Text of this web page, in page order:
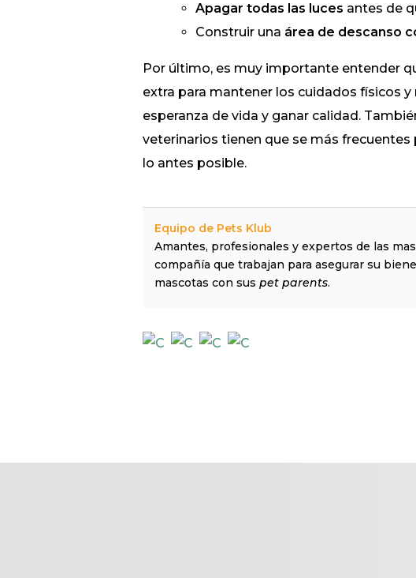
Apagar todas las luces antes de
Construir una área de descanso
Por último, es muy importante entender
extra para mantener los cuidados físicos
esperanza de vida y ganar calidad.
veterinarios tienen que se más
lo antes posible.
Equipo de Pets Klub
Amantes, profesionales y expertos de las
compañía que trabajan para asegurar su
mascotas con sus pet parents.